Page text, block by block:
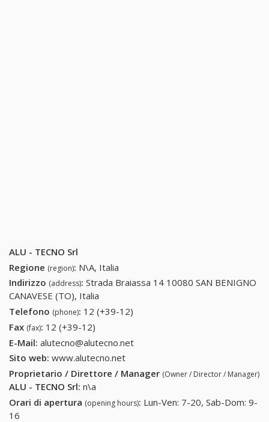
ALU - TECNO Srl
Regione (region): N\A, Italia
Indirizzo (address): Strada Braiassa 14 10080 SAN BENIGNO
CANAVESE (TO), Italia
Telefono (phone): 12 (+39-12)
Fax (fax): 12 (+39-12)
E-Mail: alutecno@alutecno.net
Sito web: www.alutecno.net
Proprietario / Direttore / Manager (Owner / Director / Manager)
ALU - TECNO Srl: n\a
Orari di apertura (opening hours): Lun-Ven: 7-20, Sab-Dom: 9-
16